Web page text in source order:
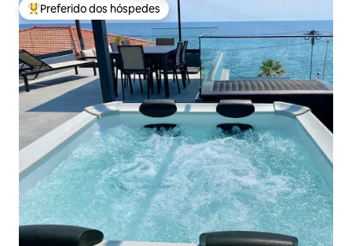
Entre os melhores preferidos dos hóspedes
Preferido dos hóspedes